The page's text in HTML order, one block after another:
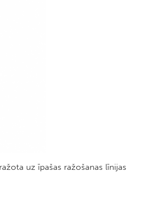
uz īpašas ražošanas līnijas